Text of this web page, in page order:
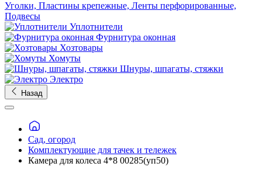
Уголки, Пластины крепежные, Ленты перфорированные,
Подвесы
Уплотнители
Фурнитура оконная
Хозтовары
Хомуты
Шнуры, шпагаты, стяжки
Электро
Назад
Сад, огород
Комплектующие для тачек и тележек
Камера для колеса 4*8 00285(уп50)